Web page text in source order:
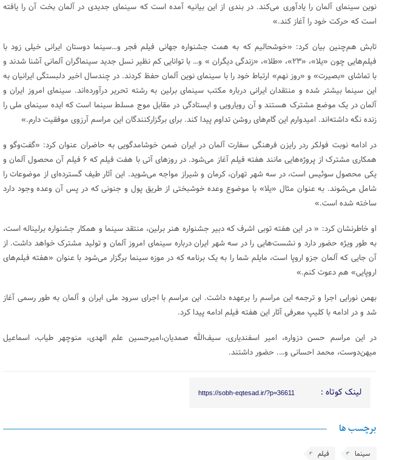
نوین سینمای آلمان را یادآوری می‌کند. در بندی از این بیانیه آمده است که سینمای جدیدی در آلمان بخت آن را یافته
است که حرکت خود را آغاز کند.»
تابش هم‌چنین بیان کرد: «خوشحالیم که به همت جشنواره جهانی فیلم فجر و…سینما دوستان ایرانی خیلی زود با
فیلم‌هایی چون «یلا»، «۲۳»، «طلا»، «زندگی دیگران » و… با توانایی کم نظیر نسل جدید سینماگران آلمانی آشنا شدند و
با تماشای «بصیرت» و «روز نهم» ارتباط خود را با سینمای نوین آلمان حفظ کردند. در چندسال اخیر دلبستگی ایرانیان به
این سینما بیشتر شده و منتقدان ایرانی درباره مکتب سینمای برلین به رشته تحریر درآورده‌اند. سینمای امروز ایران و
آلمان در یک موضع مشترک هستند و آن رویارویی و ایستادگی در مقابل موج مسلط سینما است که ایده سینمای ملی را
زنده نگه داشته‌اند. امیدوارم این گام‌های روشن تداوم پیدا کند. برای برگزارکنندگان این مراسم آرزوی موفقیت دارم.»
در ادامه نوبت فولکر ردر رایزن فرهنگی سفارت آلمان در ایران ضمن خوشامدگویی به حاضران عنوان کرد: «گفت‌وگو و
همکاری مشترک از پروژه‌هایی مانند هفته فیلم آغاز می‌شود. در روزهای آتی با هفت فیلم که ۶ فیلم آن محصول آلمان و
یکی محصول سوئیس است، در سه شهر تهران، کرمان و شیراز مواجه می‌شوید. این آثار طیف گسترده‌ای از موضوعات را
شامل می‌شوند. به عنوان مثال «یلا» با موضوع وعده خوشبختی از طریق پول و جنونی که در پس آن وعده وجود دارد
ساخته شده است.»
او خاطرنشان کرد: « در این هفته توبی اشرف که دبیر جشنواره هنر برلین، منتقد سینما و همکار جشنواره برلیناله است،
به طور ویژه حضور دارد و نشست‌هایی را در سه شهر ایران درباره سینمای امروز آلمان و تولید مشترک خواهد داشت. از
آن جایی که آلمان جزو اروپا است، مایلم شما را به یک برنامه که در موزه سینما برگزار می‌شود با عنوان «هفته فیلم‌های
اروپایی» هم دعوت کنم.»
بهمن نورایی اجرا و ترجمه این مراسم را برعهده داشت. این مراسم با اجرای سرود ملی ایران و آلمان به طور رسمی آغاز
شد و در ادامه با کلیپ معرفی آثار این هفته فیلم ادامه پیدا کرد.
در این مراسم حسن دزواره، امیر اسفندیاری، سیف‌الله صمدیان،امیرحسین علم الهدی، منوچهر طیاب، اسماعیل
میهن‌دوست، محمد احسانی و…. حضور داشتند.
لینک کوتاه : https://sobh-eqtesad.ir/?p=36611
برچسب ها
سینما فیلم